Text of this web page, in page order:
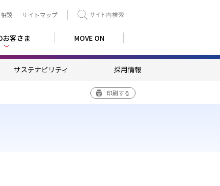
談 サイトマップ
お客さま MOVE ON
サステナビリティ 採用情報
印刷する